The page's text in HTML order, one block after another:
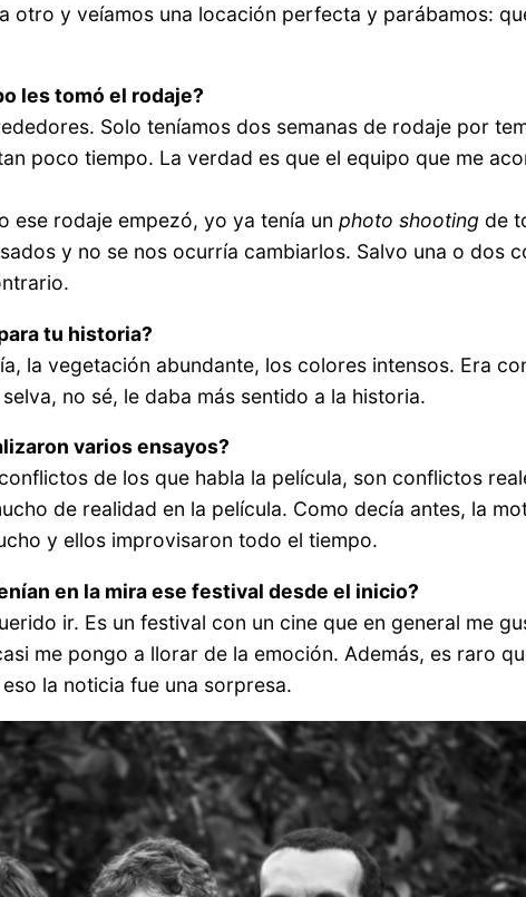
otro y veíamos una locación perfecta y parábamos:
les tomó el rodaje?
Solo teníamos dos semanas de rodaje por
poco tiempo. La verdad es que el equipo que me
ese rodaje empezó, yo ya tenía unphoto shooting de
y no se nos ocurría cambiarlos. Salvo una o dos
tu historia?
la vegetación abundante, los colores intensos. Era
no sé, le daba más sentido a la historia.
varios ensayos?
de los que habla la película, son conflictos
de realidad en la película. Como decía antes, la
y ellos improvisaron todo el tiempo.
en la mira ese festival desde el inicio?
ir. Es un festival con un cine que en general me
me pongo a llorar de la emoción. Además, es raro
la noticia fue una sorpresa.